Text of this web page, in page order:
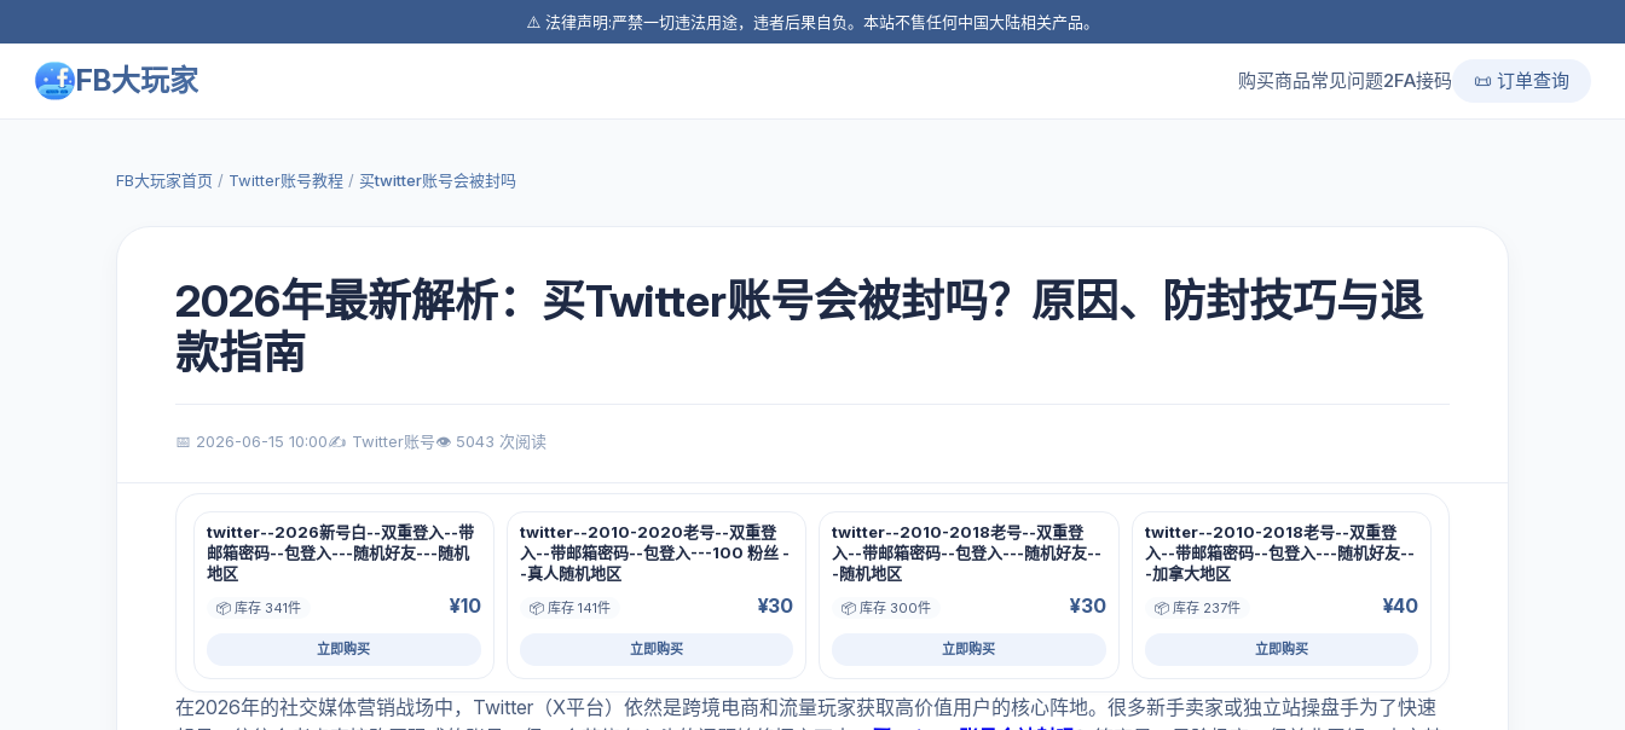
⚠️ 法律声明:严禁一切违法用途，违者后果自负。本站不售任何中国大陆相关产品。
FB大玩家 购买商品常见问题2FA接码 📜 订单查询
FB大玩家首页 / Twitter账号教程 / 买twitter账号会被封吗
2026年最新解析：买Twitter账号会被封吗？原因、防封技巧与退
款指南
📅 2026-06-15 10:00✍️ Twitter账号👁️ 5043 次阅读
twitter--2026新号白--双重登入--带
邮箱密码--包登入---随机好友---随机
地区
📦 库存 341件 ¥10
立即购买
twitter--2010-2020老号--双重登
入--带邮箱密码--包登入---100 粉丝 -
-真人随机地区
📦 库存 141件 ¥30
立即购买
twitter--2010-2018老号--双重登
入--带邮箱密码--包登入---随机好友--
-随机地区
📦 库存 300件 ¥30
立即购买
twitter--2010-2018老号--双重登
入--带邮箱密码--包登入---随机好友--
-加拿大地区
📦 库存 237件 ¥40
立即购买
在2026年的社交媒体营销战场中，Twitter（X平台）依然是跨境电商和流量玩家获取高价值用户的核心阵地。很多新手卖家或独立站操盘手为了快速